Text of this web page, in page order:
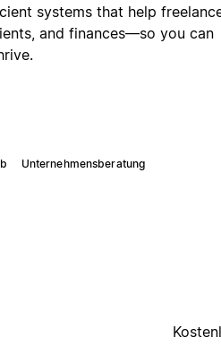
systems that help
and finances—so you can
Unternehmensberatung